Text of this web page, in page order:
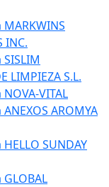
INC.
LIMPIEZA S.L.
VITAL
AROMYA
SUNDAY